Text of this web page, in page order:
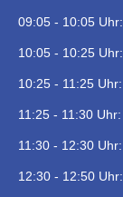
09:05 - 10:05 Uhr:
10:05 - 10:25 Uhr:
10:25 - 11:25 Uhr:
11:25 - 11:30 Uhr:
11:30 - 12:30 Uhr:
12:30 - 12:50 Uhr: